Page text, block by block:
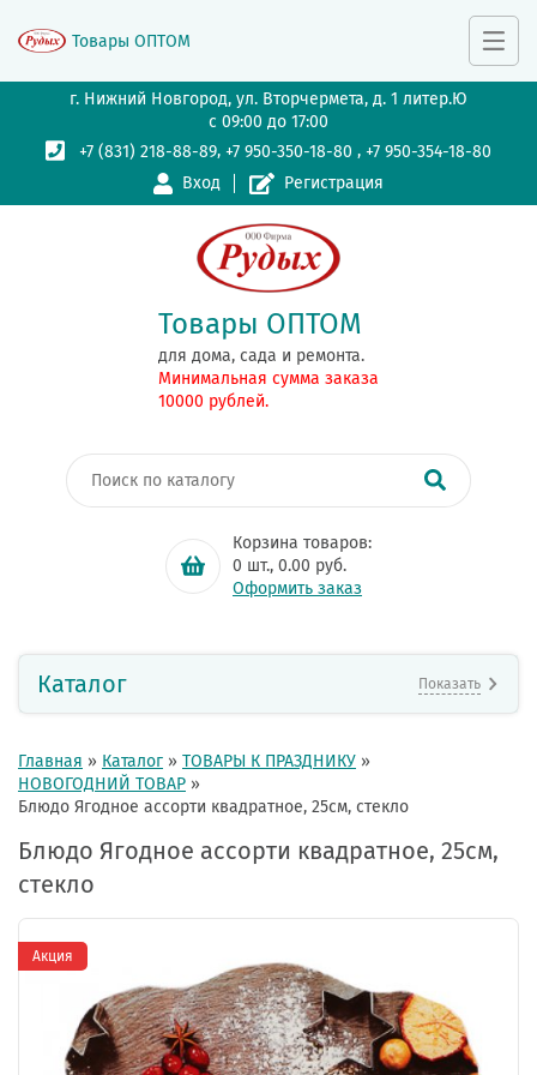
г. Нижний Новгород, ул. Вторчермета, д. 1 литер.Ю
с 09:00 до 17:00
+7 (831) 218-88-89,+7 950-350-18-80 ,+7 950-354-18-80
Вход
Регистрация
Товары ОПТОМ
для дома, сада и ремонта.
Минимальная сумма заказа
10000 рублей.
Корзина товаров:
0 шт., 0.00 руб.
Оформить заказ
Товары ОПТОМ
Каталог Показать
Главная » Каталог » ТОВАРЫ К ПРАЗДНИКУ »
НОВОГОДНИЙ ТОВАР »
Блюдо Ягодное ассорти квадратное, 25см, стекло
Блюдо Ягодное ассорти квадратное, 25см,
стекло
Акция